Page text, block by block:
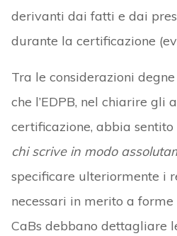
derivanti dai fatti e dai
durante la certificazione
Tra le considerazioni
che l’EDPB, nel chiarire gli
certificazione, abbia sentito
chi scrive in modo
specificare ulteriormente i
necessari in merito a
CaBs debbano dettagliare